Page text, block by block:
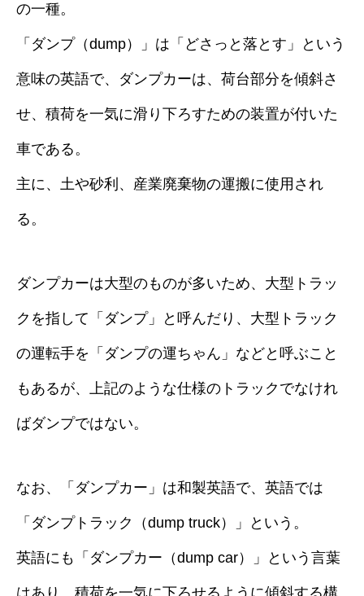
の一種。
「ダンプ（dump）」は「どさっと落とす」という
意味の英語で、ダンプカーは、荷台部分を傾斜さ
せ、積荷を一気に滑り下ろすための装置が付いた
車である。
主に、土や砂利、産業廃棄物の運搬に使用され
る。
ダンプカーは大型のものが多いため、大型トラッ
クを指して「ダンプ」と呼んだり、大型トラック
の運転手を「ダンプの運ちゃん」などと呼ぶこと
もあるが、上記のような仕様のトラックでなけれ
ばダンプではない。
なお、「ダンプカー」は和製英語で、英語では
「ダンプトラック（dump truck）」という。
英語にも「ダンプカー（dump car）」という言葉
はあり、積荷を一気に下ろせるように傾斜する構